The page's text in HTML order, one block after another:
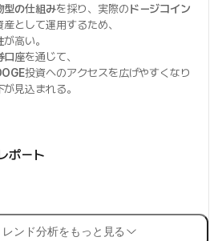
型の仕組みを採り、実際のドージコイン
産として運用するため、
が高い。
口座を通じて、
投資へのアクセスを広げやすくなり
見込まれる。
ポート
ンド分析をもっと見る